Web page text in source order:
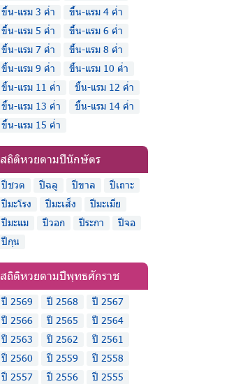
ขึ้น-แรม 3 ค่ำ
ขึ้น-แรม 4 ค่ำ
ขึ้น-แรม 5 ค่ำ
ขึ้น-แรม 6 ค่ำ
ขึ้น-แรม 7 ค่ำ
ขึ้น-แรม 8 ค่ำ
ขึ้น-แรม 9 ค่ำ
ขึ้น-แรม 10 ค่ำ
ขึ้น-แรม 11 ค่ำ
ขึ้น-แรม 12 ค่ำ
ขึ้น-แรม 13 ค่ำ
ขึ้น-แรม 14 ค่ำ
ขึ้น-แรม 15 ค่ำ
สถิติหวยตามปีนักษัตร
ปีชวด ปีฉลู ปีขาล
ปีเถาะ
ปีมะโรง
ปีมะเส็ง
ปีมะเมีย
ปีมะแม
ปีวอก ปีระกา
ปีจอ
ปีกุน
สถิติหวยตามปีพุทธศักราช
ปี 2569 ปี 2568
ปี 2567
ปี 2566
ปี 2565
ปี 2564
ปี 2563
ปี 2562
ปี 2561
ปี 2560
ปี 2559
ปี 2558
ปี 2557
ปี 2556
ปี 2555